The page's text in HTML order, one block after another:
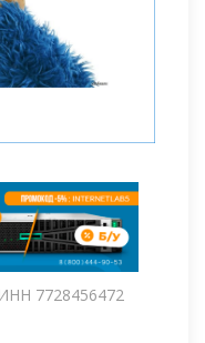
7728456472